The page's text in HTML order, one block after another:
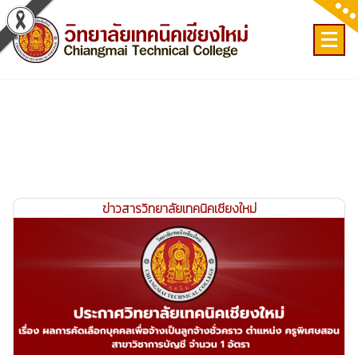
Skip
to
content
ข่าวสารวิทยาลัยเทคนิคเชียงใหม่